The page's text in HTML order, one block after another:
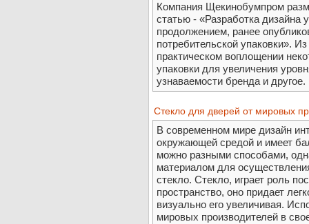
Компания Щекинобумпром
статью - «Разработка дизайна
продолжением, ранее
потребительской упаковки».
практическом воплощении
упаковки для увеличения
узнаваемости бренда и
Стекло для дверей от мировых
В современном мире дизайн
окружающей средой и имеет
можно разными способами,
материалом для
стекло. Стекло, играет роль
пространство, оно придает
визуально его увеличивая.
мировых производителей в